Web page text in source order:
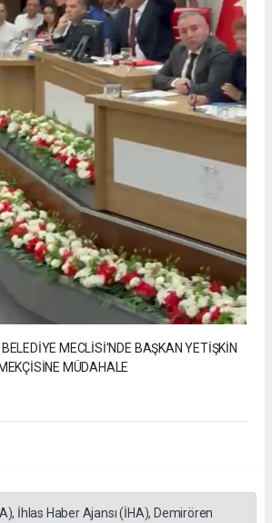
MECLİSİ’NDE BAŞKAN YETİŞKİN
MÜDAHALE
İhlas Haber Ajansı (İHA), Demirören